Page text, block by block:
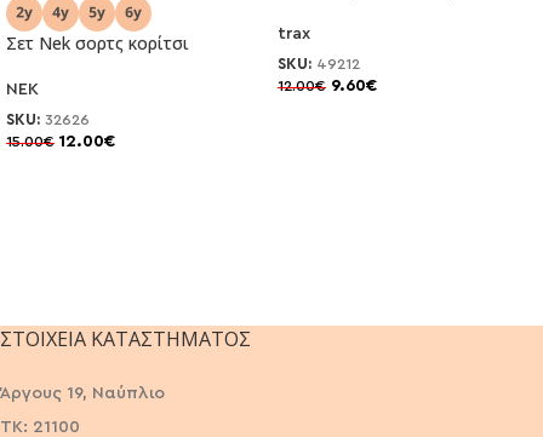
Σετ Nek σορτς κορίτσι
NEK
SKU: 32626
15.00€ 12.00€
trax
SKU: 49212
12.00€ 9.60€
ΣΤΟΙΧΕΊΑ ΚΑΤΑΣΤΉΜΑΤΟΣ
Άργους 19, Ναύπλιο
ΤΚ: 21100